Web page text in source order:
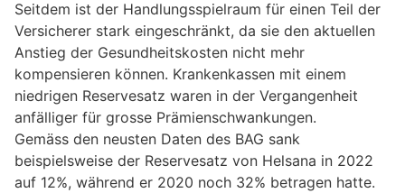
Seitdem ist der Handlungsspielraum für einen Teil der
Versicherer stark eingeschränkt, da sie den aktuellen
Anstieg der Gesundheitskosten nicht mehr
kompensieren können. Krankenkassen mit einem
niedrigen Reservesatz waren in der Vergangenheit
anfälliger für grosse Prämienschwankungen.
Gemäss den neusten Daten des BAG sank
beispielsweise der Reservesatz von Helsana in 2022
auf 12%, während er 2020 noch 32% betragen hatte.